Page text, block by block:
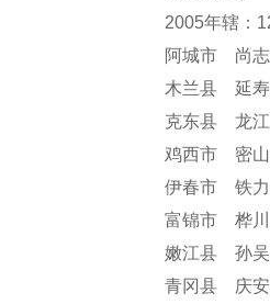
2005年辖：
阿城市 尚
木兰县 延
克东县 龙
鸡西市 密
伊春市 铁
富锦市 桦
嫩江县 孙
青冈县 庆